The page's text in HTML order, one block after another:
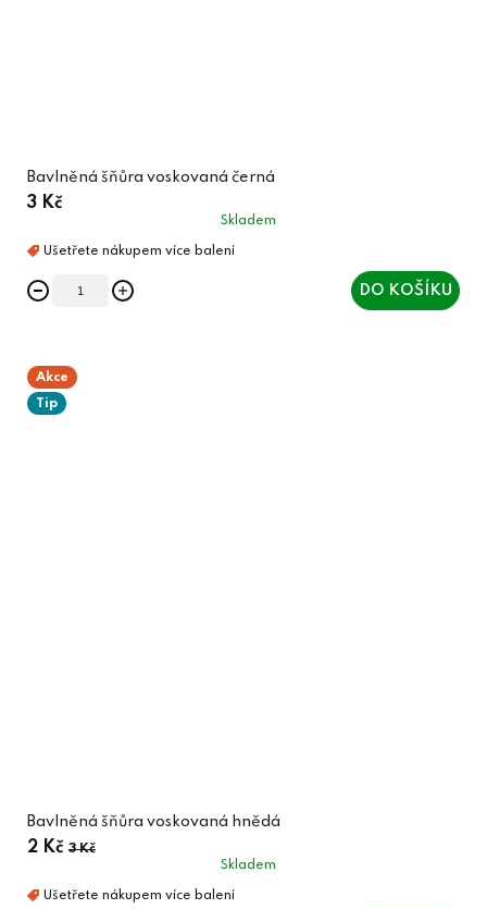
Bavlněná šňůra voskovaná černá
3 Kč
Skladem
DO KOŠÍKU
Akce
Tip
Bavlněná šňůra voskovaná hnědá
2 Kč 3 Kč
Skladem